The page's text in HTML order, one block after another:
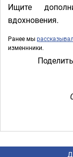
Ищите
вдохновения.
Ранее мы
изменнники.